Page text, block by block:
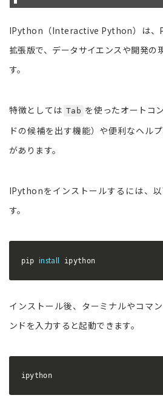
IPython（Interactive Python）は、
拡張版で、データサイエンスや開発の
す。
特徴としては Tab を使ったオートコ
ドの候補を出す機能）や便利なヘル
があります。
IPythonをインストールするには、
す。
pip install ipython
インストール後、ターミナルやコマ
ンドを入力すると起動できます。
ipython